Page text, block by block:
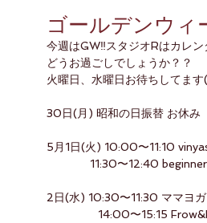
ゴールデンウィ
今週はGW‼️スタジオRはカレ
どうお過ごしでしょうか？？
火曜日、水曜日お待ちしてま
30日(月) 昭和の日振替 お休み
5月1日(火) 10:00〜11:10
11:30〜12:40 beginner
2日(水) 10:30〜11:30 ママヨガ
14:00〜15:15